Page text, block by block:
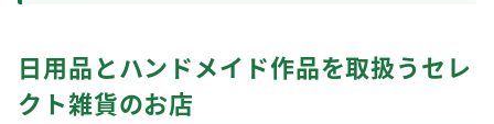
日用品とハンドメイド作品を取扱うセレ
クト雑貨のお店